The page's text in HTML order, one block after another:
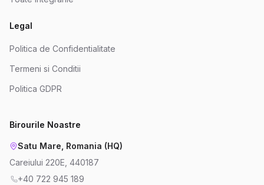
Legal
Politica de Confidentialitate
Termeni si Conditii
Politica GDPR
Birourile Noastre
Satu Mare, Romania (HQ)
Careiului 220E, 440187
+40 722 945 189